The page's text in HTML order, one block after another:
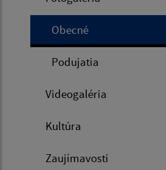
Obecné
Podujatia
Videogaléria
Kultúra
Zaujímavosti